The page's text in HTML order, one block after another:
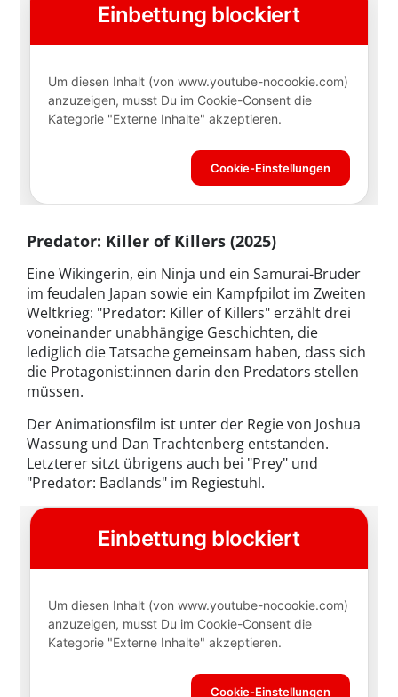
Predator: Killer of Killers (2025)
Eine Wikingerin, ein Ninja und ein Samurai-Bruder
im feudalen Japan sowie ein Kampfpilot im Zweiten
Weltkrieg: "Predator: Killer of Killers" erzählt drei
voneinander unabhängige Geschichten, die
lediglich die Tatsache gemeinsam haben, dass sich
die Protagonist:innen darin den Predators stellen
müssen.
Der Animationsfilm ist unter der Regie von Joshua
Wassung und Dan Trachtenberg entstanden.
Letzterer sitzt übrigens auch bei "Prey" und
"Predator: Badlands" im Regiestuhl.